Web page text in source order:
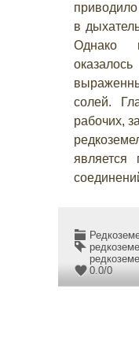
в
Однако
солей.
рабочих,
является
0.0/0